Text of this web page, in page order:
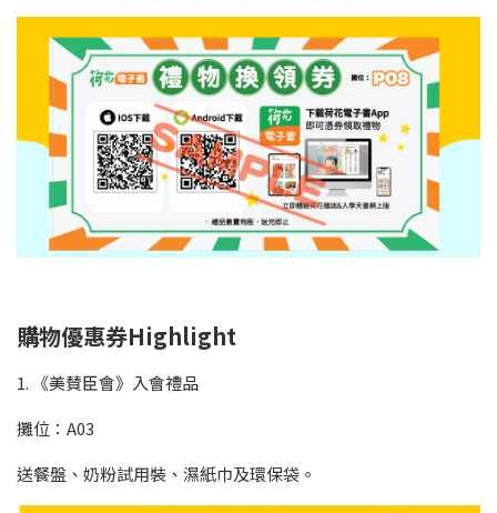
購物優惠券Highlight
1. 《美賛臣會》入會禮品
攤位：A03
送餐盤、奶粉試用裝、濕紙巾及環保袋。